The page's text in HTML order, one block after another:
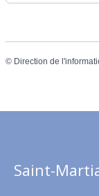
© Direction de
Saint-